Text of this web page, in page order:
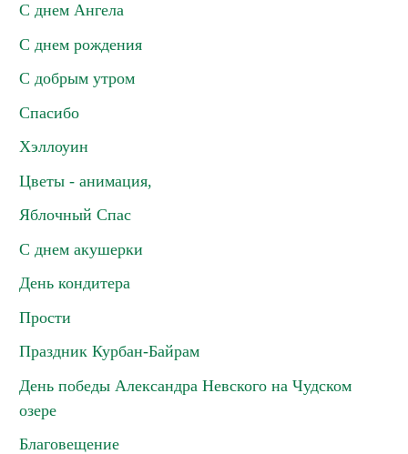
С днем Ангела
С днем рождения
С добрым утром
Спасибо
Хэллоуин
Цветы - анимация,
Яблочный Спас
С днем акушерки
День кондитера
Прости
Праздник Курбан-Байрам
День победы Александра Невского на Чудском
озере
Благовещение